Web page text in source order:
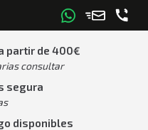
partir de 400€
consultar
segura
disponibles